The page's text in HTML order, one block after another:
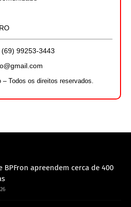
(69) 99253-3443
Todos os direitos reservados.
BPFron apreendem cerca de 400